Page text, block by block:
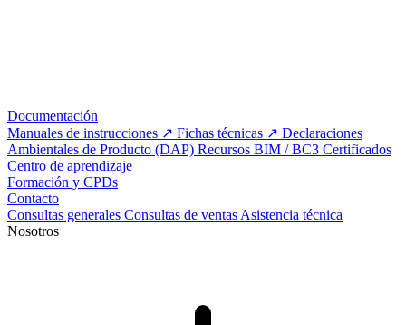
Documentación
Manuales de instrucciones
Fichas técnicas
Declaraciones
Ambientales de Producto (DAP) Recursos BIM / BC3 Certificados
Centro de aprendizaje
Formación y CPDs
Contacto
Consultas generales Consultas de ventas Asistencia técnica
Nosotros